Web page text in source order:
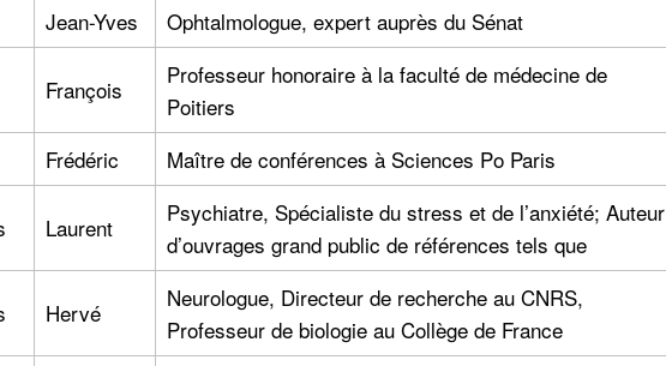
Jean-Yves Ophtalmologue, expert auprès du Sénat
François
Professeur honoraire à la faculté de médecine de
Poitiers
Frédéric Maître de conférences à Sciences Po Paris
Laurent
Psychiatre, Spécialiste du stress et de l’anxiété; Auteur
d’ouvrages grand public de références tels que
Hervé
Neurologue, Directeur de recherche au CNRS,
Professeur de biologie au Collège de France